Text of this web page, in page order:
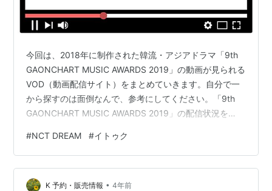
今回は、2018年に制作された韓流・アジアドラマ「9th
GAONCHART MUSIC AWARDS 2019」の動画が見られる
VOD（動画配信サイト）をまとめていきます。自分で一
から探すのは面倒なんで、参考にしてください。「9th
GAONCHART MUSIC AWARDS 2019」の配信状況を
作品数無料期間配信状況U-NEXTユーネクスト25万以上
31日間見放題 Amazonプライムビデオ5万以上30日間
dTVディーティービー12万以上31日間Abemaプレミアム
1.5万以上2週間※この中で「9th GAONCHART MU…
#NCT DREAM #イトゥク
K 予約・販売情報 • 4年前